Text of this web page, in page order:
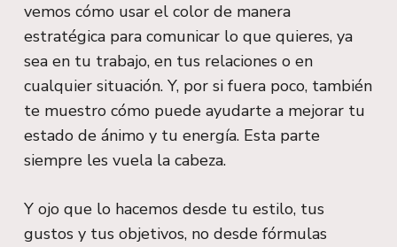
vemos cómo usar el color de manera
estratégica para comunicar lo que quieres, ya
sea en tu trabajo, en tus relaciones o en
cualquier situación. Y, por si fuera poco, también
te muestro cómo puede ayudarte a mejorar tu
estado de ánimo y tu energía. Esta parte
siempre les vuela la cabeza.
Y ojo que lo hacemos desde tu estilo, tus
gustos y tus objetivos, no desde fórmulas